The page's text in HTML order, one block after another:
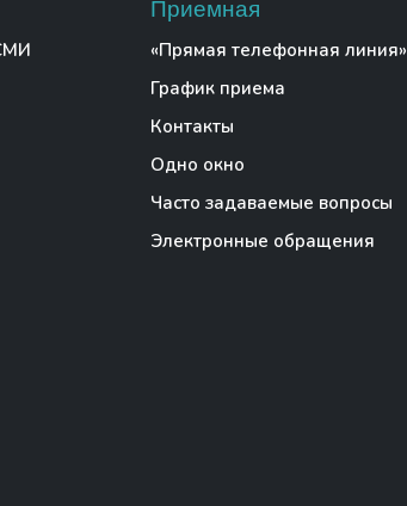
Приемная
«Прямая телефонная линия»
График приема
Контакты
Одно окно
Часто задаваемые вопросы
Электронные обращения